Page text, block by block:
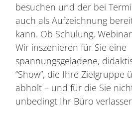
besuchen und der bei
auch als Aufzeichnung
kann. Ob Schulung,
Wir inszenieren für Sie eine
spannungsgeladene,
“Show”, die Ihre Zielgruppe
abholt – und für die Sie
unbedingt Ihr Büro